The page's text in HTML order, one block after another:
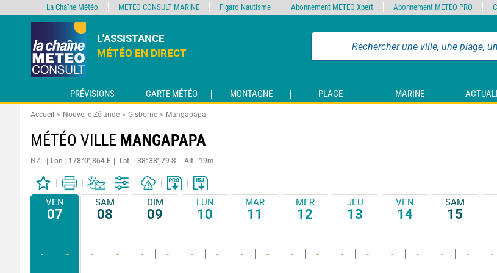
L'ASSISTANCE
MÉTÉO EN DIRECT
PRÉVISIONS CARTE MÉTÉO MONTAGNE PLAGE MARINE
Accueil Nouvelle-Zélande Gisborne Mangapapa
MÉTÉO VILLE MANGAPAPA
NZL Lon : 178°0’,864 E Lat : -38°38’,79 S Alt : 19m
VEN
07
- -
SAM
08
- -
DIM
09
- -
LUN
10
- -
MAR
11
- -
MER
12
- -
JEU
13
- -
VEN
14
- -
SAM
15
- - -
La Chaîne Météo METEO CONSULT MARINE Figaro Nautisme Abonnement METEO Xpert Abonnement METEO PRO